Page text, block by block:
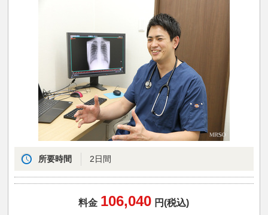
所要時間 2日間
料金 106,040 円(税込)